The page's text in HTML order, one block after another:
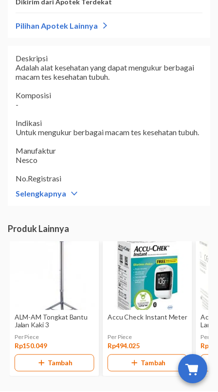
Deskripsi
Adalah alat kesehatan yang dapat mengukur berbagai
macam tes kesehatan tubuh.
Komposisi
-
Indikasi
Untuk mengukur berbagai macam tes kesehatan tubuh.
Manufaktur
Nesco
No.Registrasi
Selengkapnya